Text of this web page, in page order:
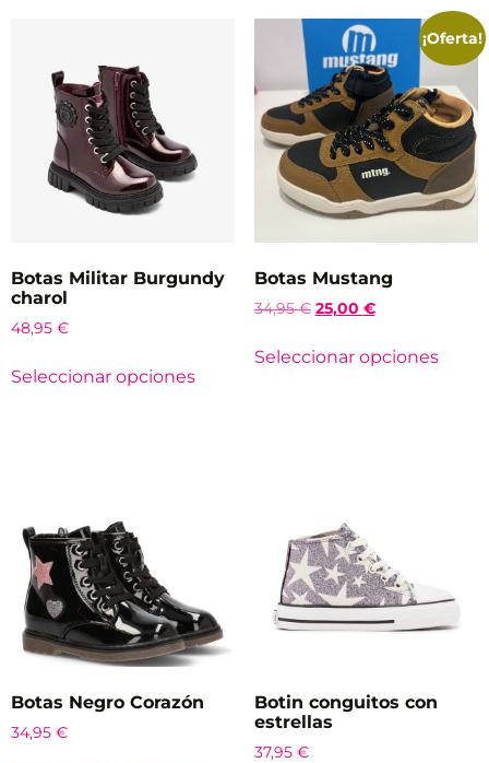
Botas Militar Burgundy
charol
48,95 €
Seleccionar opciones
¡Oferta!
Botas Mustang
34,95€ 25,00 €
Seleccionar opciones
Botas Negro Corazón
34,95 €
Botin conguitos con
estrellas
37,95 €